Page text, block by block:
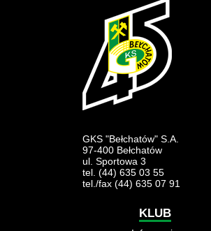
GKS "Bełchatów" S.A.
97-400 Bełchatów
ul. Sportowa 3
tel. (44) 635 03 55
tel./fax (44) 635 07 91
KLUB